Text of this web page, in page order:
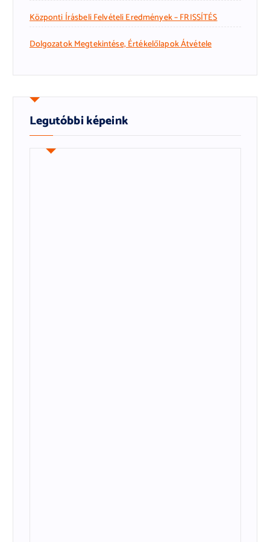
Központi Írásbeli Felvételi Eredmények – FRISSÍTÉS
Dolgozatok Megtekintése, Értékelőlapok Átvétele
Legutóbbi képeink